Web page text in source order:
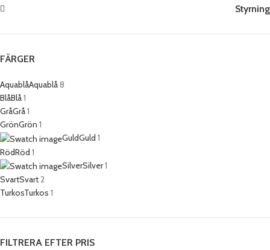
Styrning
FÄRGER
AquablåAquablå8
BlåBlå1
GråGrå1
GrönGrön 1
GuldGuld 1
RödRöd 1
SilverSilver1
SvartSvart2
TurkosTurkos 1
FILTRERA EFTER PRIS